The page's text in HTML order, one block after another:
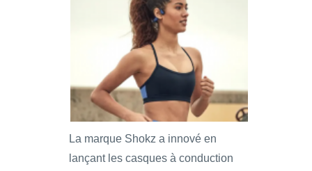
La marque Shokz a innové en
lançant les casques à conduction